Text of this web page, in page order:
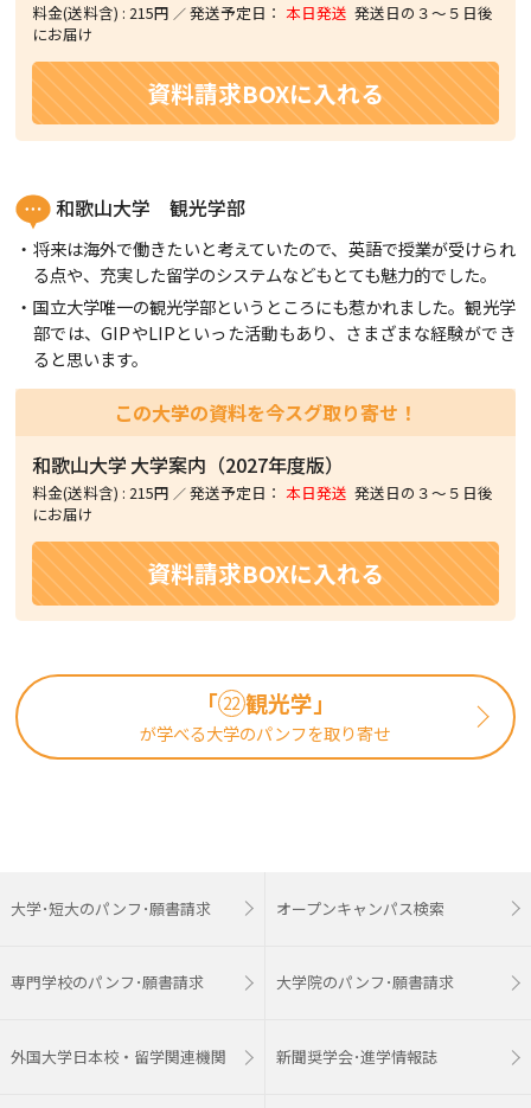
料金(送料含) : 215円 発送予定日： 本日発送 発送日の３〜５日後
にお届け
資料請求BOXに入れる
和歌山大学 観光学部
将来は海外で働きたいと考えていたので、英語で授業が受けられ
る点や、充実した留学のシステムなどもとても魅力的でした。
国立大学唯一の観光学部というところにも惹かれました。観光学
部では、GIPやLIPといった活動もあり、さまざまな経験ができ
ると思います。
この大学の資料を今スグ取り寄せ！
和歌山大学 大学案内（2027年度版）
料金(送料含) : 215円 発送予定日： 本日発送 発送日の３〜５日後
にお届け
資料請求BOXに入れる
「 22 観光学」
が学べる大学のパンフを取り寄せ
大学･短大のパンフ･願書請求 オープンキャンパス検索
専門学校のパンフ･願書請求 大学院のパンフ･願書請求
外国大学日本校・留学関連機関 新聞奨学会･進学情報誌